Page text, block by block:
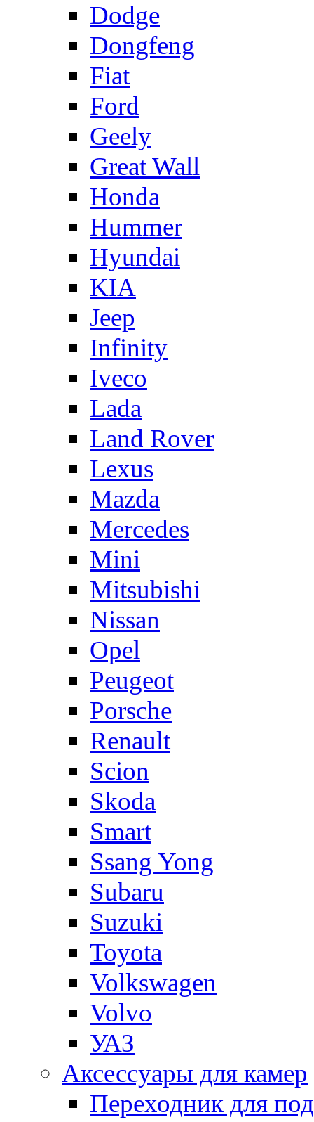
Dodge
Dongfeng
Fiat
Ford
Geely
Great Wall
Honda
Hummer
Hyundai
KIA
Jeep
Infinity
Iveco
Lada
Land Rover
Lexus
Mazda
Mercedes
Mini
Mitsubishi
Nissan
Opel
Peugeot
Porsche
Renault
Scion
Skoda
Smart
Ssang Yong
Subaru
Suzuki
Toyota
Volkswagen
Volvo
УАЗ
Аксессуары для камер
Переходник для